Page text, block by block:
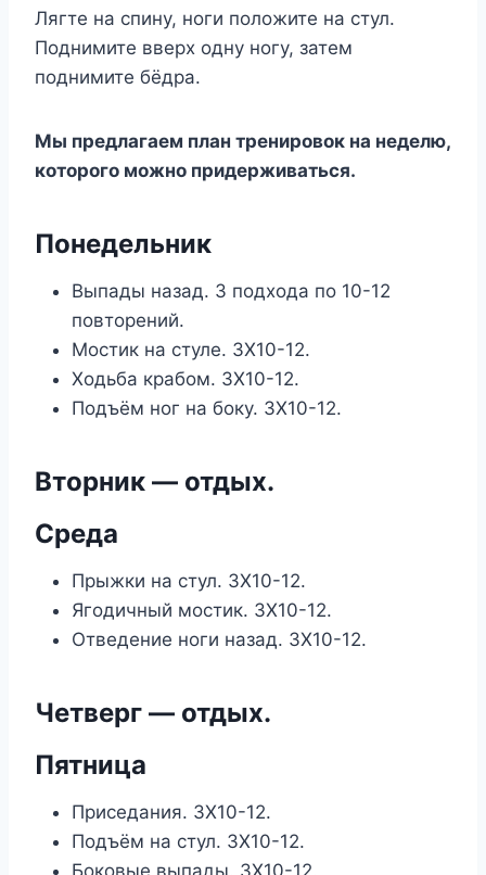
Лягте на спину, ноги положите на стул.
Поднимите вверх одну ногу, затем
поднимите бёдра.
Мы предлагаем план тренировок на неделю,
которого можно придерживаться.
Понедельник
Выпады назад. 3 подхода по 10-12
повторений.
Мостик на стуле. 3Х10-12.
Ходьба крабом. 3Х10-12.
Подъём ног на боку. 3Х10-12.
Вторник — отдых.
Среда
Прыжки на стул. 3Х10-12.
Ягодичный мостик. 3Х10-12.
Отведение ноги назад. 3Х10-12.
Четверг — отдых.
Пятница
Приседания. 3Х10-12.
Подъём на стул. 3Х10-12.